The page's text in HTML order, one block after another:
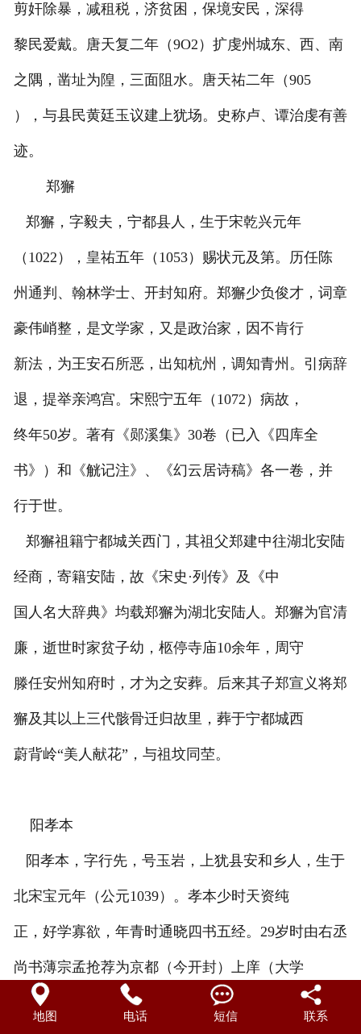
剪奸除暴，减租税，济贫困，保境安民，深得
黎民爱戴。唐天复二年（9O2）扩虔州城东、西、南
之隅，凿址为隍，三面阻水。唐天祐二年（905
），与县民黄廷玉议建上犹场。史称卢、谭治虔有善
迹。
郑獬
郑獬，字毅夫，宁都县人，生于宋乾兴元年
（1022），皇祐五年（1053）赐状元及第。历任陈
州通判、翰林学士、开封知府。郑獬少负俊才，词章
豪伟峭整，是文学家，又是政治家，因不肯行
新法，为王安石所恶，出知杭州，调知青州。引病辞
退，提举亲鸿宫。宋熙宁五年（1072）病故，
终年50岁。著有《郧溪集》30卷（已入《四库全
书》）和《觥记注》、《幻云居诗稿》各一卷，并
行于世。
郑獬祖籍宁都城关西门，其祖父郑建中往湖北安陆
经商，寄籍安陆，故《宋史·列传》及《中
国人名大辞典》均载郑獬为湖北安陆人。郑獬为官清
廉，逝世时家贫子幼，柩停寺庙10余年，周守
滕任安州知府时，才为之安葬。后来其子郑宣义将郑
獬及其以上三代骸骨迁归故里，葬于宁都城西
蔚背岭“美人献花”，与祖坟同茔。
阳孝本
阳孝本，字行先，号玉岩，上犹县安和乡人，生于
北宋宝元年（公元1039）。孝本少时天资纯
正，好学寡欲，年青时通晓四书五经。29岁时由右丞
尚书薄宗孟抢荐为京都（今开封）上庠（大学
）馆师。孝本长期追求寺庙、隐士的生活，加上受当
地图 电话 短信 联系